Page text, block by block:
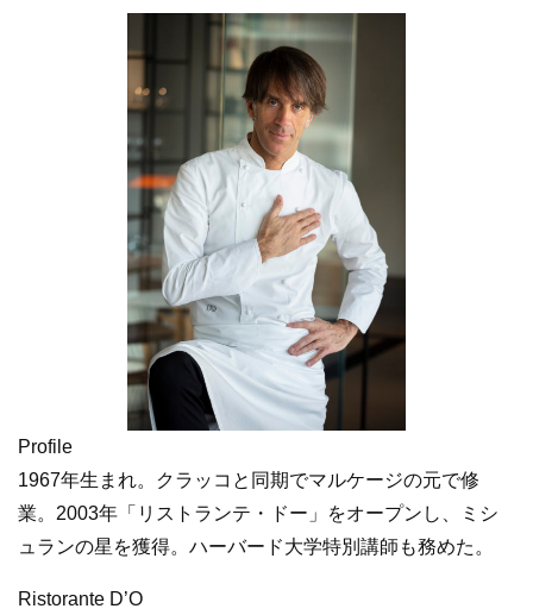
Profile
1967年生まれ。クラッコと同期でマルケージの元で修
業。2003年「リストランテ・ドー」をオープンし、ミシ
ュランの星を獲得。ハーバード大学特別講師も務めた。
Ristorante D’O